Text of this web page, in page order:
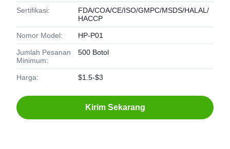
Sertifikasi:
FDA/COA/CE/ISO/GMPC/MSDS/HALAL/
HACCP
Nomor Model: HP-P01
Jumlah Pesanan
Minimum:
500 Botol
Harga: $1.5-$3
Kirim Sekarang